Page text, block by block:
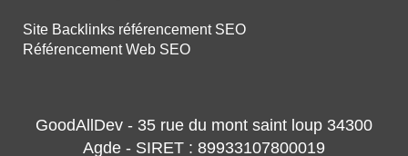
Site Backlinks référencement SEO
Référencement Web SEO
GoodAllDev - 35 rue du mont saint loup 34300
Agde - SIRET : 89933107800019